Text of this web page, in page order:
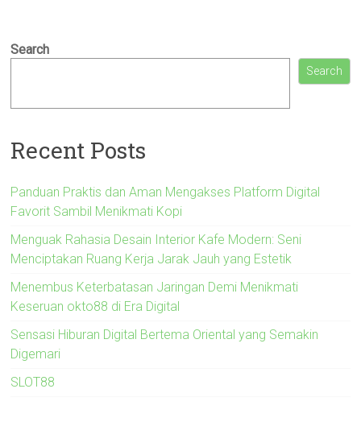
Search
Search
Recent Posts
Panduan Praktis dan Aman Mengakses Platform Digital
Favorit Sambil Menikmati Kopi
Menguak Rahasia Desain Interior Kafe Modern: Seni
Menciptakan Ruang Kerja Jarak Jauh yang Estetik
Menembus Keterbatasan Jaringan Demi Menikmati
Keseruan okto88 di Era Digital
Sensasi Hiburan Digital Bertema Oriental yang Semakin
Digemari
SLOT88